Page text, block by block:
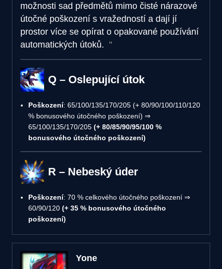
možnosti sad předmětů mimo čisté nárazové
útočné poškození s vražedností a dají jí
prostor více se opírat o opakované používání
automatických útoků.
Q – Oslepující útok
Poškození: 65/100/135/170/205 (+ 80/90/100/110/120
% bonusového útočného poškození) ⇒
65/100/135/170/205 (+ 80/85/90/95/100 %
bonusového útočného poškození)
R – Nebeský úder
Poškození: 70 % celkového útočného poškození ⇒
60/90/120 (+ 35 % bonusového útočného
poškození)
Yone